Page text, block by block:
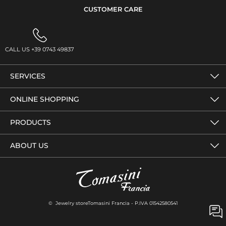
CUSTOMER CARE
CALL US +39 0743 49837
SERVICES
ONLINE SHOPPING
PRODUCTS
ABOUT US
© Jewelry storeTomasini Francia - P.IVA 01542580541